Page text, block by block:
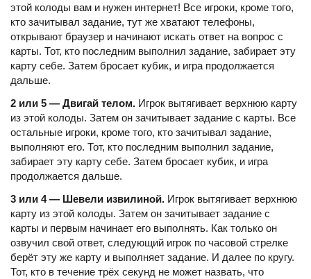
этой колоды вам и нужен интернет! Все игроки, кроме того,
кто зачитывал задание, тут же хватают телефоны,
открывают браузер и начинают искать ответ на вопрос с
карты. Тот, кто последним выполнил задание, забирает эту
карту себе. Затем бросает кубик, и игра продолжается
дальше.
2 или 5 — Двигай телом. Игрок вытягивает верхнюю карту
из этой колоды. Затем он зачитывает задание с карты. Все
остальные игроки, кроме того, кто зачитывал задание,
выполняют его. Тот, кто последним выполнил задание,
забирает эту карту себе. Затем бросает кубик, и игра
продолжается дальше.
3 или 4 — Шевели извилиной. Игрок вытягивает верхнюю
карту из этой колоды. Затем он зачитывает задание с
карты и первым начинает его выполнять. Как только он
озвучил свой ответ, следующий игрок по часовой стрелке
берёт эту же карту и выполняет задание. И далее по кругу.
Тот, кто в течение трёх секунд не может назвать, что